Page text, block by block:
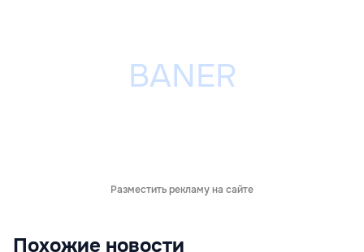
Разместить рекламу на сайте
Похожие новости